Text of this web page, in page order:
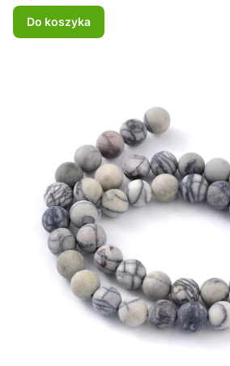
Do koszyka